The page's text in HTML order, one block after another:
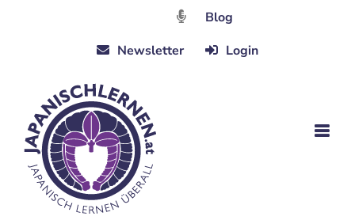
Blog
Newsletter
Login